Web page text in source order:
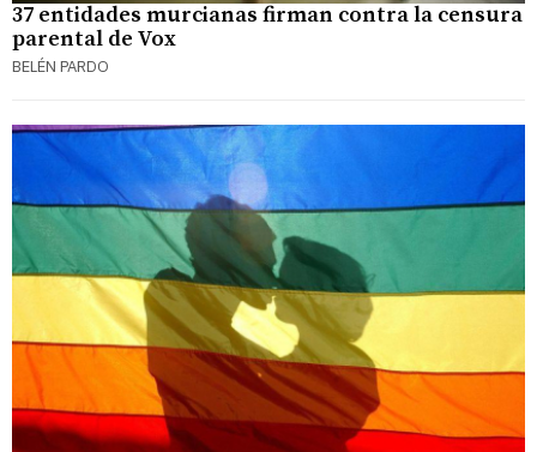
37 entidades murcianas firman contra la censura
parental de Vox
BELÉN PARDO